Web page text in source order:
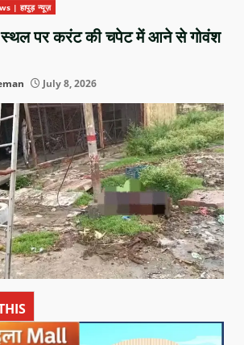
| हापुड़ न्यूज़
स्थल पर करंट की चपेट में आने से गोवंश
July 8, 2026